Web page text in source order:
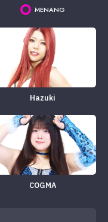
MENANG
Hazuki
COGMA